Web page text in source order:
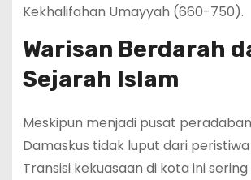
Kekhalifahan Umayyah (660-750).
Warisan Berdarah
Sejarah Islam
Meskipun menjadi pusat
Damaskus tidak luput dari
Transisi kekuasaan di kota ini